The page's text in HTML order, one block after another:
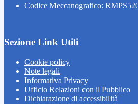
Codice Meccanografico:
Sezione Link Utili
Cookie policy
Note legali
Informativa Privacy
Ufficio Relazioni con il Pubblico
Dichiarazione di accessibilità